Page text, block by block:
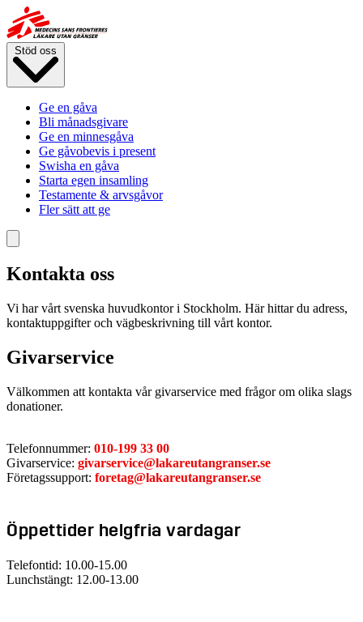
Hoppa
till
huvudinnehåll
Stöd oss
Ge en gåva
Bli månadsgivare
Ge en minnesgåva
Ge gåvobevis i present
Swisha en gåva
Starta egen insamling
Testamente & arvsgåvor
Fler sätt att ge
Kontakta oss
Vi har vårt svenska huvudkontor i Stockholm. Här hittar du adress,
kontaktuppgifter och vägbeskrivning till vårt kontor.
Givarservice
Välkommen att kontakta vår givarservice med frågor om olika slags
donationer.
Telefonnummer: 010-199 33 00
Givarservice: givarservice@lakareutangranser.se
Företagssupport: foretag@lakareutangranser.se
Öppettider helgfria vardagar
Telefontid: 10.00-15.00
Lunchstängt: 12.00-13.00